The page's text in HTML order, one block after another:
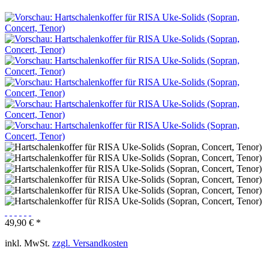
49,90 € *
inkl. MwSt. zzgl. Versandkosten